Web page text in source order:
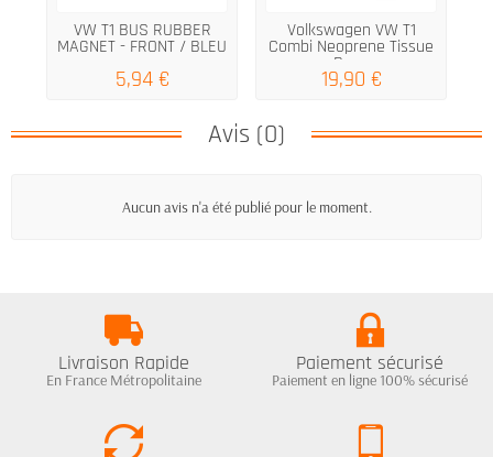
VW T1 BUS RUBBER
MAGNET - FRONT / BLEU
5,94 €
Volkswagen VW T1
Combi Neoprene Tissue
Box...
19,90 €
Avis (0)
Aucun avis n'a été publié pour le moment.
Livraison Rapide
En France Métropolitaine
Paiement sécurisé
Paiement en ligne 100% sécurisé